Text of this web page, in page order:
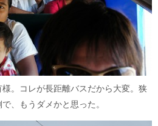
。コレが長距離バスだから大変。狭
、もうダメかと思った。